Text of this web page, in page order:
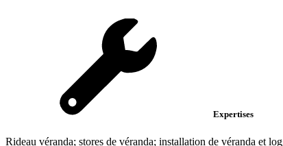
Expertises
Rideau véranda; stores de véranda; installation de véranda et